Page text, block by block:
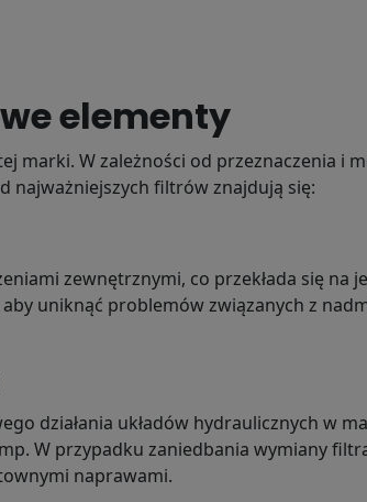
elementy
marki. W zależności od przeznaczenia
najważniejszych filtrów znajdują się:
zewnętrznymi, co przekłada się na
uniknąć problemów związanych z
działania układów hydraulicznych w
W przypadku zaniedbania wymiany
naprawami.